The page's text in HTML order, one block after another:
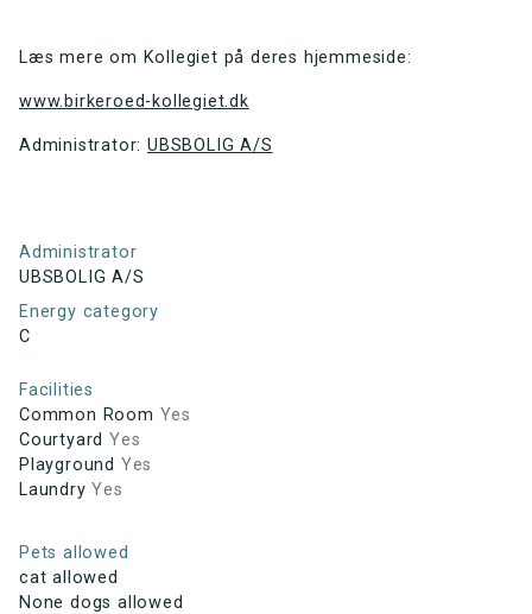
Læs mere om Kollegiet på deres hjemmeside:
www.birkeroed-kollegiet.dk
Administrator:UBSBOLIG A/S
Administrator
UBSBOLIG A/S
Energy category
C
Facilities
Common Room Yes
Courtyard Yes
Playground Yes
Laundry Yes
Pets allowed
cat allowed
None dogs allowed